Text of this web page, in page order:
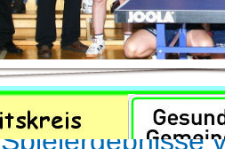
Spielergebnisse